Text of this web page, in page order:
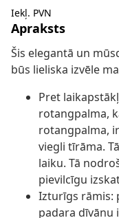
Iekļ. PVN
Apraksts
Šis elegantā un
būs lieliska izvēle
Pret
rotangpalma,
rotangpalma,
viegli tīrāma.
laiku. Tā
pievilcīgu
Izturīgs rāmis:
padara dīvānu